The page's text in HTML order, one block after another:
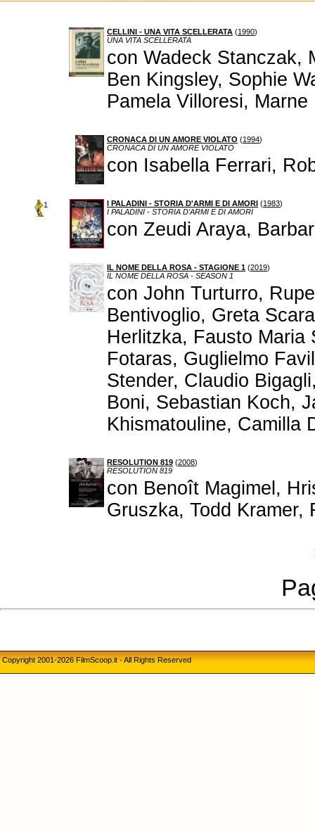
CELLINI - UNA VITA SCELLERATA (1990)
UNA VITA SCELLERATA
con Wadeck Stanczak,
Ben Kingsley, Sophie
Pamela Villoresi,
CRONACA DI UN AMORE VIOLATO (1994)
CRONACA DI UN AMORE VIOLATO
con Isabella Ferrari,
1 I PALADINI - STORIA D'ARMI E DI AMORI (1983)
I PALADINI - STORIA D'ARMI E DI AMORI
con Zeudi Araya,
IL NOME DELLA ROSA - STAGIONE 1 (2019)
IL NOME DELLA ROSA - SEASON 1
con John Turturro,
Bentivoglio, Greta
Herlitzka, Fausto Maria
Fotaras, Guglielmo
Stender, Claudio
Boni, Sebastian Koch,
Khismatouline, Camilla
RESOLUTION 819 (2008)
RESOLUTION 819
con Benoît Magimel,
Gruszka, Todd Kramer,
Copyright 2001-2026 FilmScoop.it - All Rights Reserved